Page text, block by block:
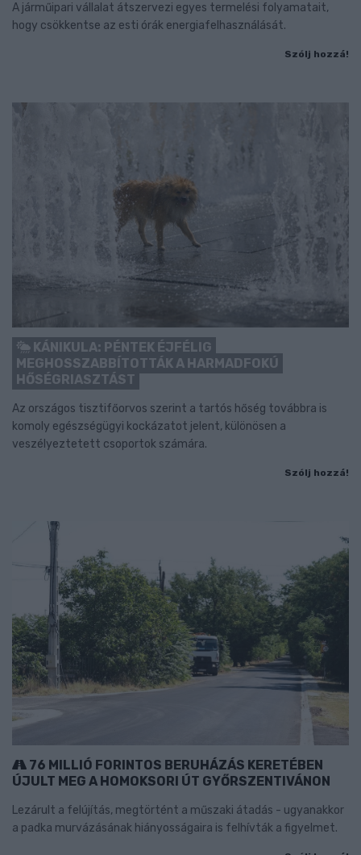
A járműipari vállalat átszervezi egyes termelési folyamatait,
hogy csökkentse az esti órák energiafelhasználását.
Szólj hozzá!
KÁNIKULA: PÉNTEK ÉJFÉLIG
MEGHOSSZABBÍTOTTÁK A HARMADFOKÚ
HŐSÉGRIASZTÁST
Az országos tisztifőorvos szerint a tartós hőség továbbra is
komoly egészségügyi kockázatot jelent, különösen a
veszélyeztetett csoportok számára.
Szólj hozzá!
76 MILLIÓ FORINTOS BERUHÁZÁS KERETÉBEN
ÚJULT MEG A HOMOKSORI ÚT GYŐRSZENTIVÁNON
Lezárult a felújítás, megtörtént a műszaki átadás - ugyanakkor
a padka murvázásának hiányosságaira is felhívták a figyelmet.